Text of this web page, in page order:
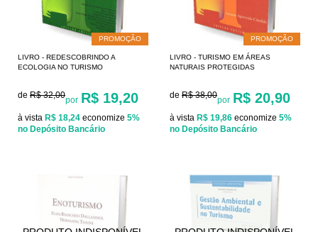
PROMOÇÃO
LIVRO - REDESCOBRINDO A
ECOLOGIA NO TURISMO
de R$ 32,00por R$ 19,20
à vista R$ 18,24 economize 5%
no Depósito Bancário
PROMOÇÃO
LIVRO - TURISMO EM ÁREAS
NATURAIS PROTEGIDAS
de R$ 38,00por R$ 20,90
à vista R$ 19,86 economize 5%
no Depósito Bancário